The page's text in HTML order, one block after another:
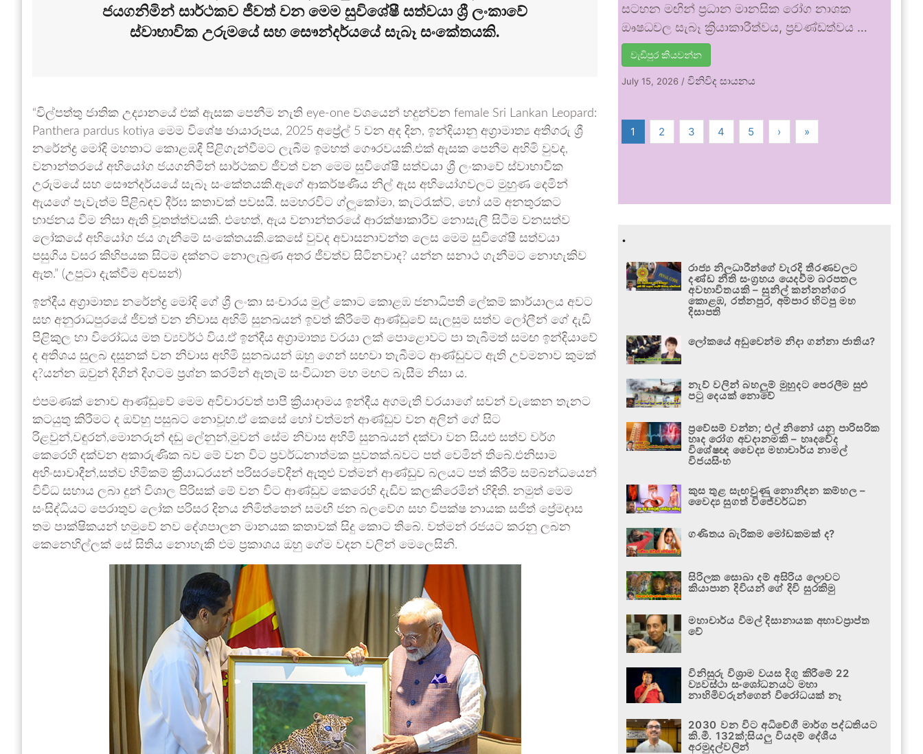
ජයගනිමින් සාර්ථකව ජීවත් වන මෙම සුවිශේෂී සත්වයා ශ්‍රී ලංකාවේ
ස්වාභාවික උරුමයේ සහ සෞන්දර්යයේ සැබෑ සංකේතයකි.
“විල්පත්තු ජාතික උද්‍යානයේ එක් ඇසක පෙනීම නැති eye-one වශයෙන් හදුන්වන female Sri Lankan Leopard:
Panthera pardus kotiya මෙම විශේෂ ඡායාරූපය, 2025 අප්‍රේල් 5 වන අද දින, ඉන්දියානු අග්‍රාමාත්‍ය අතිගරු ශ්‍රී
නරේන්ද්‍ර මෝදි මහතාට කොළඹදී පිළිගැන්වීමට ලැබීම ඉමහත් ගෞරවයකි.එක් ඇසක පෙනීම අහිමි වුවද,
වනාන්තරයේ අභියෝග ජයගනිමින් සාර්ථකව ජීවත් වන මෙම සුවිශේෂී සත්වයා ශ්‍රී ලංකාවේ ස්වාභාවික
උරුමයේ සහ සෞන්දර්යයේ සැබෑ සංකේතයකි.ඇගේ ආකර්ෂණීය නිල් ඇස අභියෝගවලට මුහුණ දෙමින්
ඇයගේ පැවැත්ම පිළිබඳව දීර්ඝ කතාවක් පවසයි. සමහරවිට ග්ලූකෝමා, කැටරැක්ට්, හෝ යම් අනතුරකට
භාජනය වීම නිසා ඇති වූතත්ත්වයකි. එහෙත්, ඇය වනාන්තරයේ ආරක්ෂාකාරීව නොසැලී සිටීම වනසත්ව
ලෝකයේ අභියෝග ජය ගැනීමේ සංකේතයකි.කෙසේ වුවද අවාසනාවන්ත ලෙස මෙම සුවිශේෂී සත්වයා
පසුගිය වසර කිහිපයක සිටම දක්නට නොලැබුණ අතර ජීවත්ව සිටිනවාද? යන්න සනාථ ගැනීමට නොහැකිව
ඇත.” (උපුටා දැක්වීම අවසන්)
ඉන්දීය අග්‍රාමාත්‍ය නරේන්ද්‍ර මෝදි ගේ ශ්‍රී ලංකා සංචාරය මුල් කොට කොළඹ ජනාධිපති ලේකම් කාර්යාලය අවට
සහ අනුරාධපුරයේ ජීවත් වන නිවාස අහිමි සුනඛයන් ඉවත් කිරීමේ ආණ්ඩුවේ සැලසුම සත්ව ලෝලීන් ගේ දැඩි
පිළිකුල හා විරෝධය මත ව්‍යවර්ථ විය.ඒ ඉන්දීය අග්‍රාමාත්‍ය වරයා ලක් පොළොවට පා තැබීමත් සමඟ ඉන්දියාවේ
ද අතිශය සුලබ දසුනක් වන නිවාස අහිමි සුනඛයන් ඔහු ගෙන් සඟවා තැබීමට ආණ්ඩුවට ඇති උවමනාව කුමක්
ද?යන්න ඔවුන් දිගින් දිගටම ප්‍රශ්න කරමින් ඇතැම් සංවිධාන මහ මඟට බැසීම නිසා ය.
එපමණක් නොව ආණ්ඩුවේ මෙම අවිචාරවත් පාපී ක්‍රියාදාමය ඉන්දීය අගමැති වරයාගේ සවන් වැකෙන තැනට
කටයුතු කිරීමට ද ඔව්හු පසුබට නොවූහ.ඒ කෙසේ හෝ වත්මන් ආණ්ඩුව වන අලින් ගේ සිට
රිළවුන්,වඳුරන්,මොනරුන් දඬු ලේනුන්,මුවන් සේම නිවාස අහිමි සුනඛයන් දක්වා වන සියළු සත්ව වර්ග
කෙරෙහි දක්වන අකාරුණික බව මේ වන විට ප්‍රවර්ධනාත්මක පුවතක්.බවට පත් වෙමින් තිබේ.එනිසාම
අහිංසාවාදීන්,සත්ව හිමිකම් ක්‍රියාධරයන් පරිසරවේදීන් ඇතුළු වත්මන් ආණ්ඩුව බලයට පත් කිරීම සම්බන්ධයෙන්
විවිධ සහාය ලබා දුන් විශාල පිරිසක් මේ වන විට ආණ්ඩුව කෙරෙහි දැඩිව කලකිරෙමින් හිඳිති. නමුත් මෙම
සංසිද්ධියට පෙරාතුව ලෝක පරිසර දිනය නිමිත්තෙන් සමඟි ජන බලවේග සහ විපක්ෂ නායක සජිත් ප්‍රේමදාස
තම පාක්ෂිකයන් හමුවේ නව දේශපාලන මානයක කතාවක් සිදු කොට තිබේ. වත්මන් රජයට කරනු ලබන
කෙනෙහිල්ලක් සේ සිතිය නොහැකි එම ප්‍රකාශය ඔහු ගේම වදන වලින් මෙලෙසිනි.
සටහන මඟින් ප්‍රධාන මානසික රෝග නාශක
ඖෂධවල සැබෑ ක්‍රියාකාරීත්වය, ප්‍රචණ්ඩත්වය …
වැඩිපුර කියවන්න
July 15, 2026 /විනිවිද සායනය
1 2 3 4 5 › »
.
රාජ්‍ය නිලධාරීන්ගේ වැරදි තීරණවලට
දණ්ඩ නීති සංග්‍රහය යෙදවීම බරපතල
අවභාවිතයකි – සුනිල් කන්නන්ගර
කොළඹ, රත්නපුර, අම්පාර හිටපු මහ
දිසාපති
ලෝකයේ අඩුවෙන්ම නිදා ගන්නා ජාතිය?
නැව් වලින් බහලුම් මුහුදට පෙරලීම සුළු
පටු දෙයක් නොවේ
ප්‍රවේසම් වන්න; එල් නිනෝ යනු පාරිසරික
හෘද රෝග අවදානමකි – හෘදවේද
විශේෂඥ වෛද්‍ය මහාචාර්ය නාමල්
විජයසිංහ
කුස තුළ සැඟවුණු නොනිදන කම්හල –
වෛද්‍ය සුගත් විජේවර්ධන
ගණිතය බැරිකම මෝඩකමක් ද?
සිරිලක සොබා දම් අසිරිය ලොවට
කියාපාන දිවියන් ගේ දිවි සුරකිමු
මහාචාර්ය විමල් දිසානායක අභාවප්‍රාප්ත
වේ
විනිසුරු විශ්‍රාම වයස දිගු කිරීමේ 22
ව්‍යවස්ථා සංශෝධනයට මහා
නාහිමිවරුන්ගෙන් විරෝධයක් නෑ
2030 වන විට අධිවේගී මාර්ග පද්ධතියට
කි.මී. 132ක්;සියලු වියදම් දේශීය
අරමුදල්වලින්